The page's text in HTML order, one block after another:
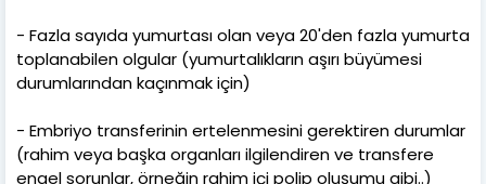
- Fazla sayıda yumurtası olan veya 20'den fazla yumurta
toplanabilen olgular (yumurtalıkların aşırı büyümesi
durumlarından kaçınmak için)
- Embriyo transferinin ertelenmesini gerektiren durumlar
(rahim veya başka organları ilgilendiren ve transfere
engel sorunlar, örneğin rahim içi polip oluşumu gibi..)